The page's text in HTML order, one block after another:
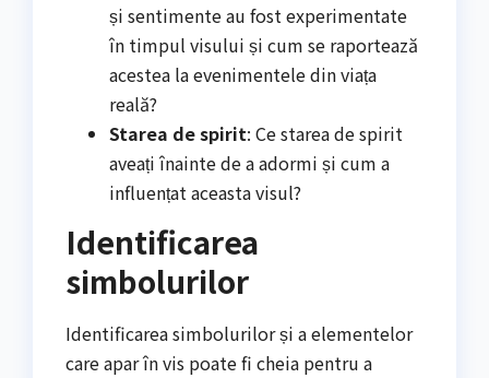
și sentimente au fost experimentate
în timpul visului și cum se raportează
acestea la evenimentele din viața
reală?
Starea de spirit: Ce starea de spirit
aveați înainte de a adormi și cum a
influențat aceasta visul?
Identificarea
simbolurilor
Identificarea simbolurilor și a elementelor
care apar în vis poate fi cheia pentru a